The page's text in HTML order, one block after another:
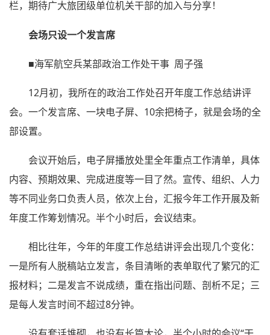
栏，期待广大旅团级单位机关干部的加入与分享！
会场只设一个发言席
■海军航空兵某部政治工作处干事 周子强
12月初，我所在的政治工作处召开年度工作总结讲评
会。一个发言席、一块电子屏、10余把椅子，就是会场的全
部设置。
会议开始后，电子屏播放处里全年重点工作清单，具体
内容、预期效果、完成进度等一目了然。宣传、组织、人力
等不同业务口负责人员，依次上台，汇报今年工作开展及新
年度工作筹划情况。半个小时后，会议结束。
相比往年，今年的年度工作总结讲评会出现几个变化：
一是所有人脱稿站立发言，条目清晰的表单取代了繁冗的汇
报材料；二是发言不说成绩，重在指出问题、剖析不足；三
是每人发言时间不超过8分钟。